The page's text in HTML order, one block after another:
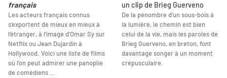
français
Les acteurs français connus
s’exportent de mieux en mieux à
l’étranger, à l’image d’Omar Sy sur
Netflix ou Jean Dujardin à
Hollywood. Voici une liste de films
où l’on peut admirer une panoplie
de comédiens …
un clip de Brieg Guerveno
De la pénombre d’un sous-bois à
la lumière, le chemin est bien
celui de la vie, mais les paroles de
Brieg Guerveno, en breton, font
davantage songer à un moment
crépusculaire.